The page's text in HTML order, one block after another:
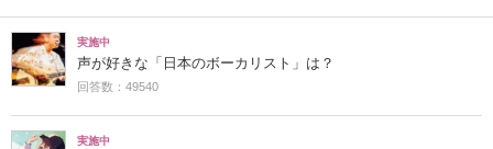
実施中
声が好きな「日本のボーカリスト」は？
回答数：49540
実施中